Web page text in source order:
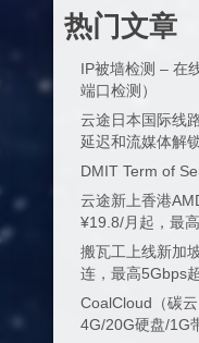
热门文章
IP被墙检测 – 在
端口检测）
云途日本国际线
延迟和流媒体解
DMIT Term of
云途新上香港
¥19.8/月起，最
搬瓦工上线新加
连，最高5Gbps
CoalCloud（碳
4G/20G硬盘/1G